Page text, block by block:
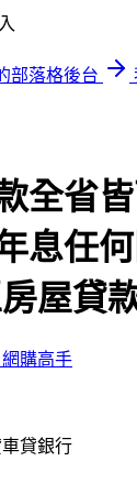
部落格後台
全省
息任
屋貸
網購高手
貸銀行